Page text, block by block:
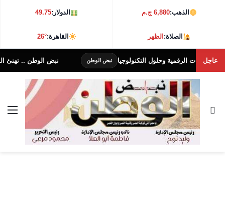
الذهب:6,880 ج.م الدولار:49.75
الصلاة:الظهر القاهرة:26°
عاجل نبض الوطن نبض الوطن .. تهنئ الدكتور
بحث عن